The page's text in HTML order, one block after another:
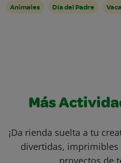
Animales Día del Padre
Más
¡Da rienda suelta a tu
divertidas, imprimibles
proyectos de